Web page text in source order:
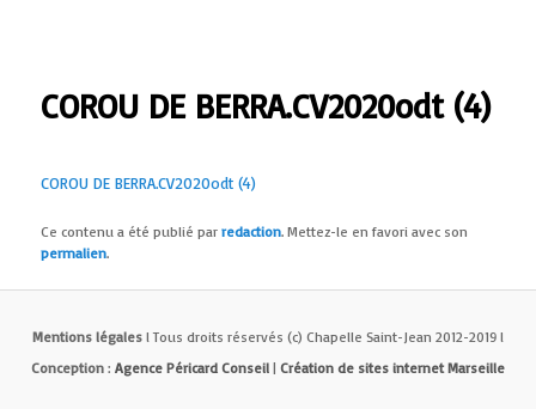
COROU DE BERRA.CV2020odt (4)
COROU DE BERRA.CV2020odt (4)
Ce contenu a été publié parredaction. Mettez-le en favori avec son
permalien.
Mentions légales l Tous droits réservés (c) Chapelle Saint-Jean 2012-2019 l
Conception : Agence Péricard Conseil | Création de sites internet Marseille